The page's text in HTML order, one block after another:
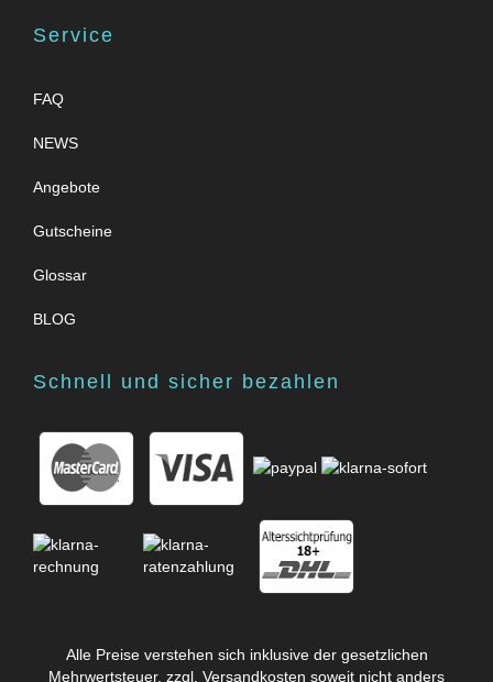
Service
FAQ
NEWS
Angebote
Gutscheine
Glossar
BLOG
Schnell und sicher bezahlen
Alle Preise verstehen sich inklusive der gesetzlichen
Mehrwertsteuer, zzgl. Versandkosten soweit nicht anders